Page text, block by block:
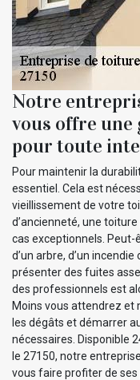
Notre
vous offre
pour toute
Pour maintenir la
essentiel. Cela est
vieillissement de votre
d’ancienneté, une
cas exceptionnels. Peut-
d’un arbre, d’un
présenter des fuites
des professionnels est
Moins vous attendrez et
les dégâts et démarrer
nécessaires. Disponible
le 27150, notre
vous faire profiter de ses